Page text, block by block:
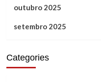
outubro 2025
setembro 2025
Categories